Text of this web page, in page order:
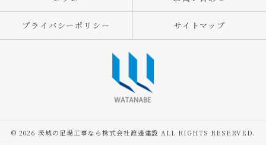
プライバシーポリシー サイトマップ
© 2026 茨城の足場工事なら株式会社渡邊建設 ALL RIGHTS RESERVED.